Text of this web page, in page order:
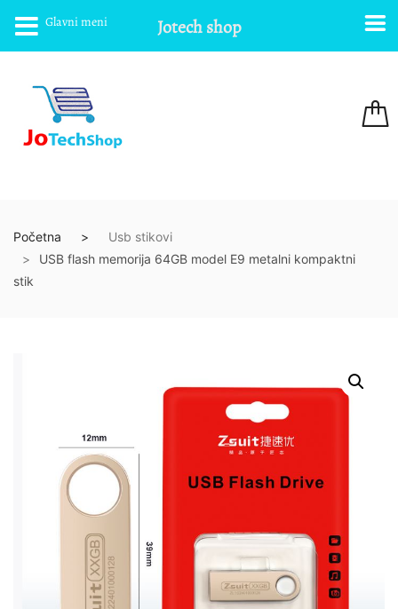
Početna
Usb stikovi
USB flash memorija 64GB model E9 metalni kompaktni
stik
Glavni meni Jotech shop